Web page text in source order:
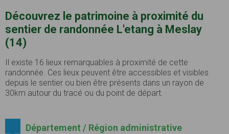
Découvrez le patrimoine à proximité du
sentier de randonnée L'etang à Meslay
(14)
Il existe 16 lieux remarquables à proximité de cette
randonnée. Ces lieux peuvent être accessibles et visibles
depuis le sentier ou bien être présents dans un rayon de
30km autour du tracé ou du point de départ.
Département / Région administrative